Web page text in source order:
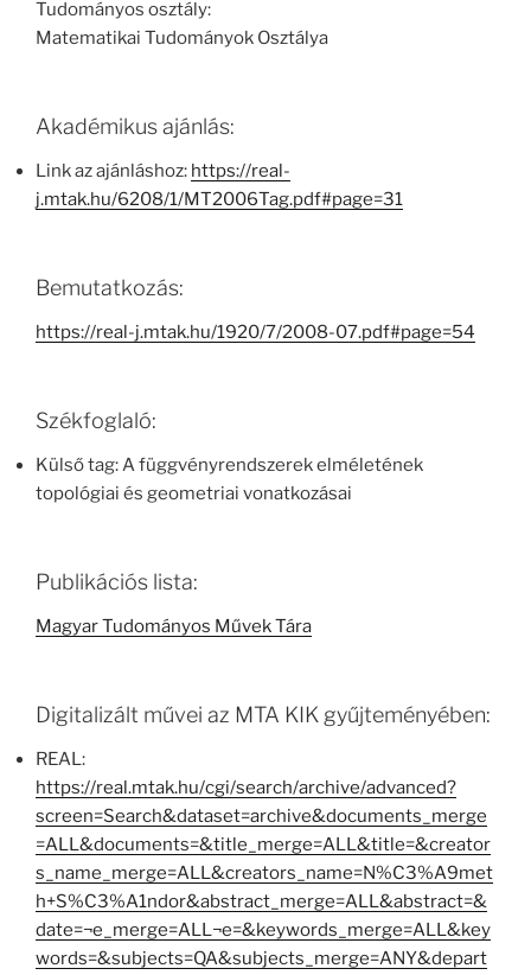
Tudományos osztály:
Matematikai Tudományok Osztálya
Akadémikus ajánlás:
Link az ajánláshoz: https://real-
j.mtak.hu/6208/1/MT2006Tag.pdf#page=31
Bemutatkozás:
https://real-j.mtak.hu/1920/7/2008-07.pdf#page=54
Székfoglaló:
Külső tag: A függvényrendszerek elméletének
topológiai és geometriai vonatkozásai
Publikációs lista:
Magyar Tudományos Művek Tára
Digitalizált művei az MTA KIK gyűjteményében:
REAL:
https://real.mtak.hu/cgi/search/archive/advanced?
screen=Search&dataset=archive&documents_merge
=ALL&documents=&title_merge=ALL&title=&creator
s_name_merge=ALL&creators_name=N%C3%A9met
h+S%C3%A1ndor&abstract_merge=ALL&abstract=&
date=¬e_merge=ALL¬e=&keywords_merge=ALL&key
words=&subjects=QA&subjects_merge=ANY&depart